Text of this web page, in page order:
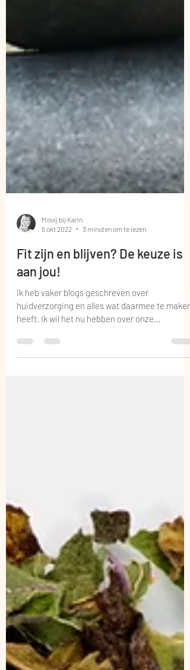
5 okt 2022
3 minuten om te lezen
Fit zijn en blijven? De keuze is
aan jou!
Ik heb vaker blogs geschreven over
heeft. Ik wil het nu hebben over onze
gezondheid, want...